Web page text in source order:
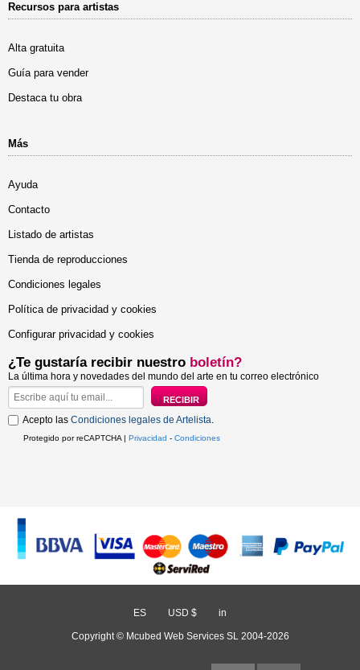
Recursos para artistas
Alta gratuita
Guía para vender
Destaca tu obra
Más
Ayuda
Contacto
Listado de artistas
Tienda de reproducciones
Condiciones legales
Política de privacidad y cookies
Configurar privacidad y cookies
¿Te gustaría recibir nuestro boletín?
La última hora y novedades del mundo del arte en tu correo electrónico
Acepto las Condiciones legales de Artelista.
Protegido por reCAPTCHA | Privacidad - Condiciones
ES USD $ in
Copyright © Mcubed Web Services SL 2004-2026